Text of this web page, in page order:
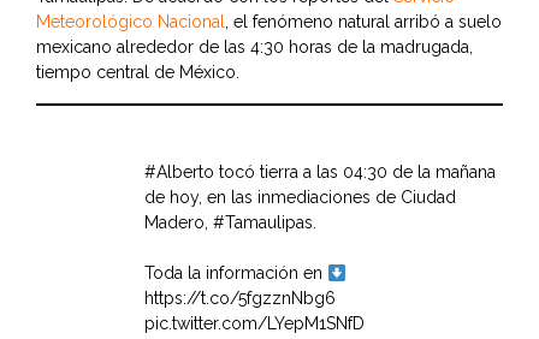
Meteorológico Nacional, el fenómeno natural arribó a suelo
mexicano alrededor de las 4:30 horas de la madrugada,
tiempo central de México.
#Alberto tocó tierra a las 04:30 de la mañana
de hoy, en las inmediaciones de Ciudad
Madero, #Tamaulipas.
Toda la información en
https://t.co/5fgzznNbg6
pic.twitter.com/LYepM1SNfD